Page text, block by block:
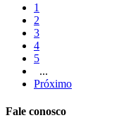
1
2
3
4
5
...
Próximo
Fale conosco